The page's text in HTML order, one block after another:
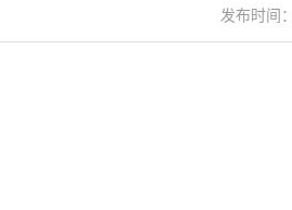
发布时间